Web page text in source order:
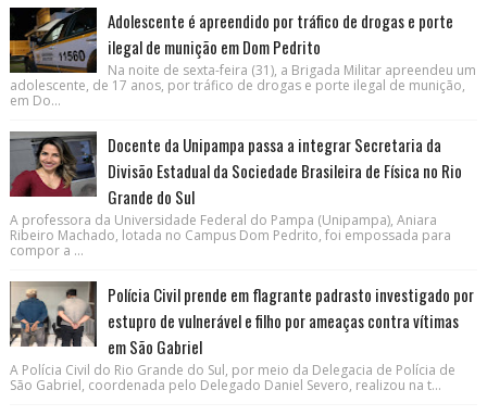
Adolescente é apreendido por tráfico de drogas e porte
ilegal de munição em Dom Pedrito
Na noite de sexta-feira (31), a Brigada Militar apreendeu um
adolescente, de 17 anos, por tráfico de drogas e porte ilegal de munição,
em Do...
Docente da Unipampa passa a integrar Secretaria da
Divisão Estadual da Sociedade Brasileira de Física no Rio
Grande do Sul
A professora da Universidade Federal do Pampa (Unipampa), Aniara
Ribeiro Machado, lotada no Campus Dom Pedrito, foi empossada para
compor a ...
Polícia Civil prende em flagrante padrasto investigado por
estupro de vulnerável e filho por ameaças contra vítimas
em São Gabriel
A Polícia Civil do Rio Grande do Sul, por meio da Delegacia de Polícia de
São Gabriel, coordenada pelo Delegado Daniel Severo, realizou na t...